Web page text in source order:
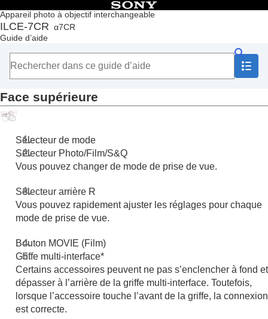
Appareil photo à objectif interchangeable
ILCE-7CR α7CR
Guide d’aide
Table des matières
Accueil
Vérification de l'appareil et des éléments fournis
Avant
Arrière
Face inférieure
Icônes de base affichées sur l’écran
Icônes de fonction tactile
Fonctions de base
Préparation de l’appareil/Opérations de prise de vue de
Recherche de fonctions dans le MENU
Utilisation des fonctions de prise de vue
Personnalisation de l’appareil photo
Changement des réglages de l’appareil
Fonctions disponibles avec un smartphone
Utilisation d’un ordinateur
Utilisation du service de cloud
Face supérieure
Sélecteur de mode
Sélecteur Photo/Film/S&Q
Vous pouvez changer de mode de prise de vue.
Sélecteur arrière R
Vous pouvez rapidement ajuster les réglages pour chaque
mode de prise de vue.
Bouton MOVIE (Film)
Griffe multi-interface*
Certains accessoires peuvent ne pas s’enclencher à fond et
dépasser à l’arrière de la griffe multi-interface. Toutefois,
lorsque l’accessoire touche l’avant de la griffe, la connexion
est correcte.